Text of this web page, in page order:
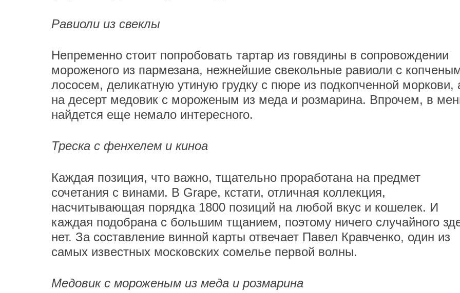
Равиоли из свеклы
Непременно стоит попробовать тартар из говядины в сопровождении
мороженого из пармезана, нежнейшие свекольные равиоли с
лососем, деликатную утиную грудку с пюре из подкопченной моркови,
на десерт медовик с мороженым из меда и розмарина. Впрочем, в
найдется еще немало интересного.
Треска с фенхелем и киноа
Каждая позиция, что важно, тщательно проработана на предмет
сочетания с винами. В Grape, кстати, отличная коллекция,
насчитывающая порядка 1800 позиций на любой вкус и кошелек. И
каждая подобрана с большим тщанием, поэтому ничего случайного
нет. За составление винной карты отвечает Павел Кравченко, один из
самых известных московских сомелье первой волны.
Медовик с мороженым из меда и розмарина